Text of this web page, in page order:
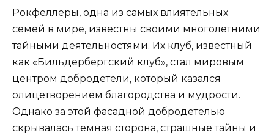
Рокфеллеры, одна из самых влиятельных
семей в мире, известны своими многолетними
тайными деятельностями. Их клуб, известный
как «Бильдербергский клуб», стал мировым
центром добродетели, который казался
олицетворением благородства и мудрости.
Однако за этой фасадной добродетелью
скрывалась темная сторона, страшные тайны и